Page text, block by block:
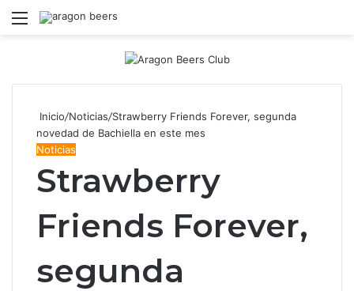
Menú
Inicio/Noticias/Strawberry Friends Forever, segunda
novedad de Bachiella en este mes
Noticias
Strawberry
Friends Forever,
segunda